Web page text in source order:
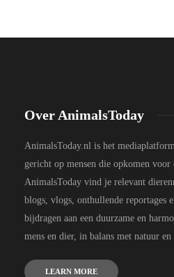
Over AnimalsToday
AnimalsToday.nl is het
gericht op mensen die opkomen
AnimalsToday vind je relevant
blogs, vlogs, onthullende reportages
bijdragen aan een duurzame en
mens en dier, in balans met natuur en
LEARN MORE